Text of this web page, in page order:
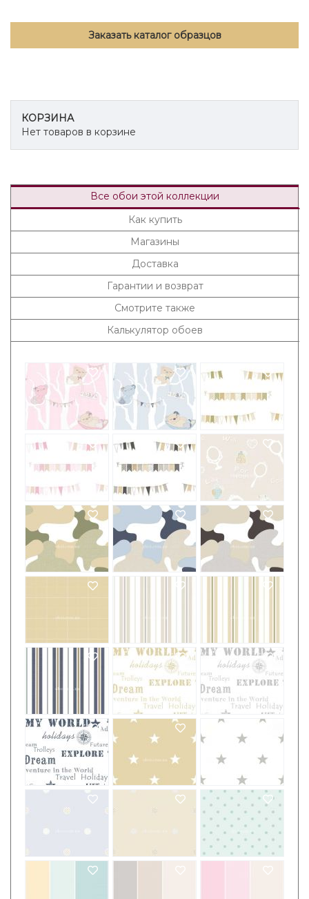
Заказать каталог образцов
КОРЗИНА
Нет товаров в корзине
Все обои этой коллекции
Как купить
Магазины
Доставка
Гарантии и возврат
Смотрите также
Калькулятор обоев